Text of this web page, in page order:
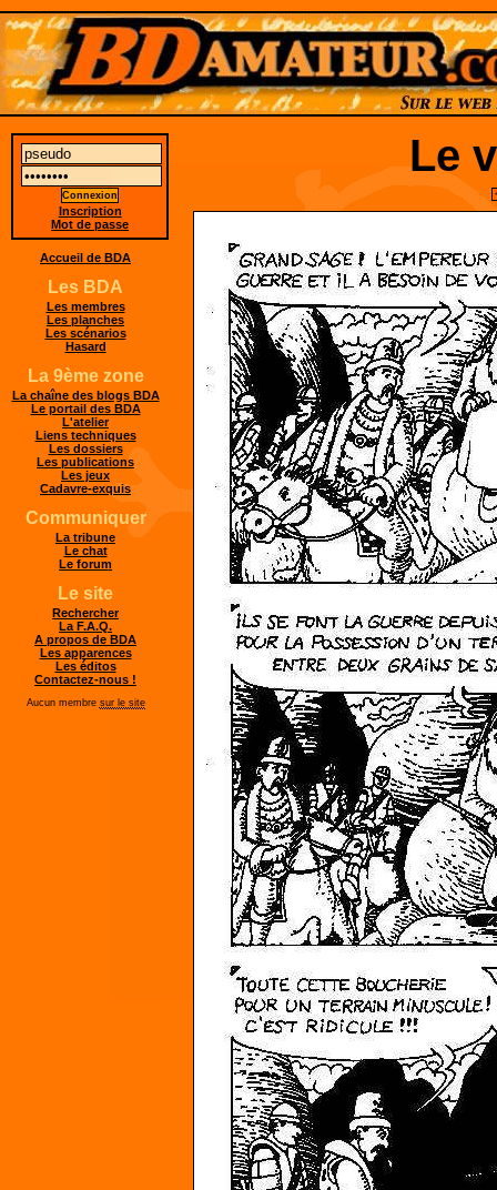
Le
Inscription
Mot de passe
Accueil de BDA
Les BDA
Les membres
Les planches
Les scénarios
Hasard
La 9ème zone
La chaîne des blogs BDA
Le portail des BDA
L'atelier
Liens techniques
Les dossiers
Les publications
Les jeux
Cadavre-exquis
Communiquer
La tribune
Le chat
Le forum
Le site
Rechercher
La F.A.Q.
A propos de BDA
Les apparences
Les éditos
Contactez-nous !
Aucun membre sur le site